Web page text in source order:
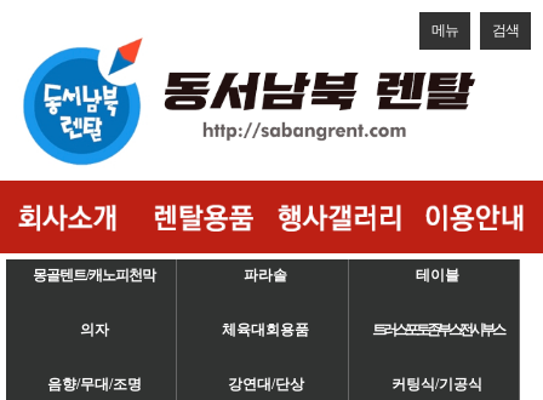
메뉴 검색
몽골텐트/캐노피천막 파라솔 테이블
의자 체육대회용품 트러스/포토존/부스/전시부스
음향/무대/조명 강연대/단상 커팅식/기공식